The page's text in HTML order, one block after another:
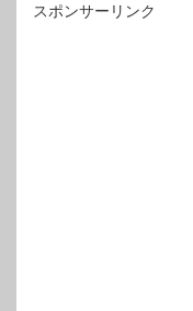
スポンサーリンク